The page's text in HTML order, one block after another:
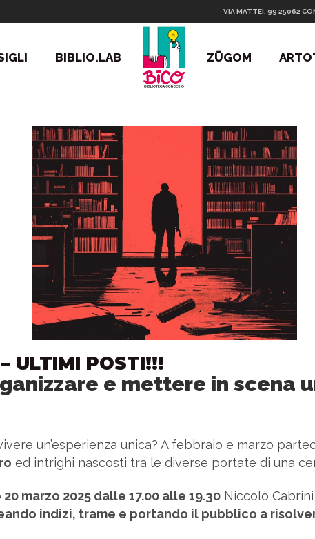
VIA MATTEI, 99 25062
BIBLIO.LAB ZÜGOM
ULTIMI POSTI!!!
e mettere in scena
un’esperienza unica? A febbraio e marzo
ed intrighi nascosti tra le diverse portate di una
marzo 2025 dalle 17.00 alle 19.30 Niccolò
indizi, trame e portando il pubblico a